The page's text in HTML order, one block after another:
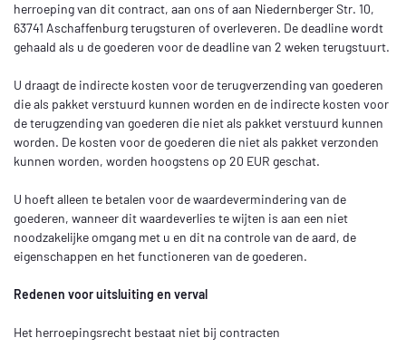
herroeping van dit contract, aan ons of aan Niedernberger Str. 10,
63741 Aschaffenburgterugsturen of overleveren. De deadline wordt
gehaald als u de goederen voor de deadline van 2 weken terugstuurt.
U draagt de indirecte kosten voor de terugverzending van goederen
die als pakket verstuurd kunnen worden en de indirecte kosten voor
de terugzending van goederen die niet als pakket verstuurd kunnen
worden. De kosten voor de goederen die niet als pakket verzonden
kunnen worden, worden hoogstens op 20 EUR geschat.
U hoeft alleen te betalen voor de waardevermindering van de
goederen, wanneer dit waardeverlies te wijten is aan een niet
noodzakelijke omgang met u en dit na controle van de aard, de
eigenschappen en het functioneren van de goederen.
Redenen voor uitsluiting en verval
Het herroepingsrecht bestaat niet bij contracten